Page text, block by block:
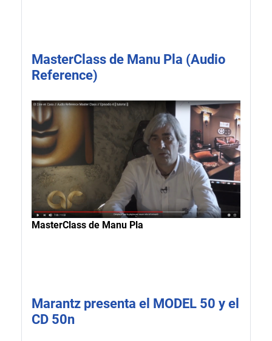
MasterClass de Manu Pla (Audio
Reference)
MasterClass de Manu Pla
Marantz presenta el MODEL 50 y el
CD 50n